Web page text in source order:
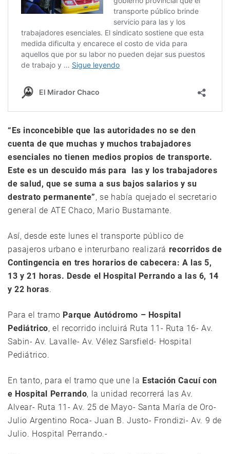
“Es inconcebible que las autoridades no se den
cuenta de que muchas y muchos trabajadores
esenciales no tienen medios propios de transporte.
Este es un descuido más para las y los trabajadores
de salud, que se suma a sus bajos salarios y su
destrato permanente”, se había quejado el secretario
general de ATE Chaco, Mario Bustamante.
Así, desde este lunes el transporte público de
pasajeros urbano e interurbano realizará recorridos de
Contingencia en tres horarios de cabecera: A las 5,
13 y 21 horas. Desde el Hospital Perrando a las 6, 14
y 22 horas.
Para el tramo Parque Autódromo – Hospital
Pediátrico, el recorrido incluirá Ruta 11- Ruta 16- Av.
Sabin- Av. Lavalle- Av. Vélez Sarsfield- Hospital
Pediátrico.
En tanto, para el tramo que une la Estación Cacuí con
e Hospital Perrando, la unidad recorrerá las Av.
Alvear- Ruta 11- Av. 25 de Mayo- Santa María de Oro-
Julio Argentino Roca- Juan B. Justo- Frondizi- Av. 9 de
Julio. Hospital Perrando.-